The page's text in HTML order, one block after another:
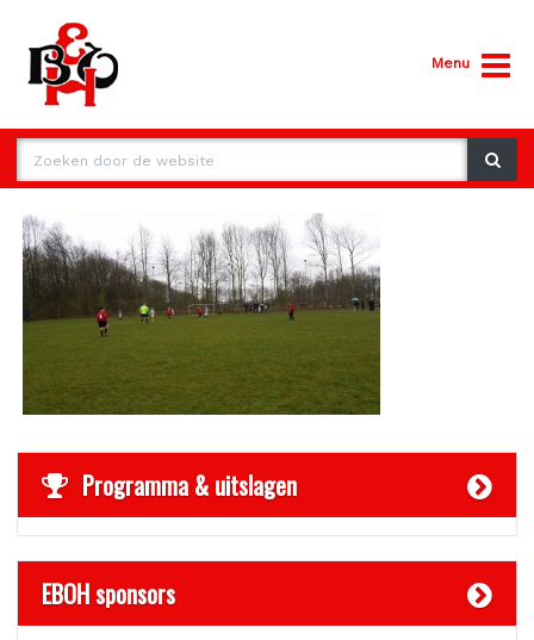
Menu
Programma & uitslagen
EBOH sponsors